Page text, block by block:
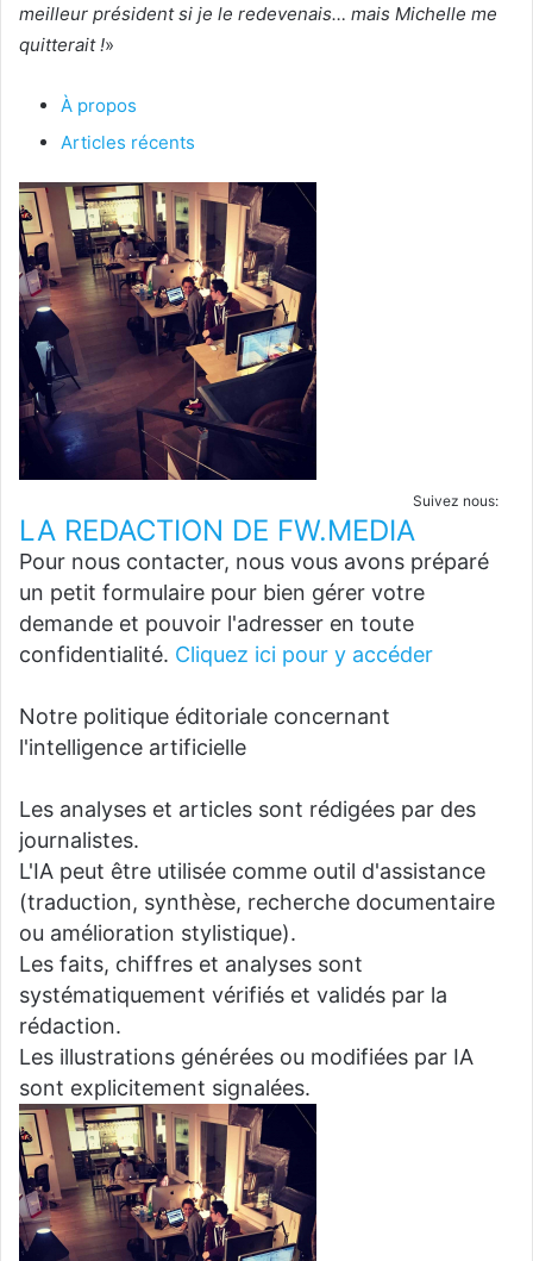
meilleur président si je le redevenais… mais Michelle me
quitterait !»
À propos
Articles récents
Suivez nous:
LA REDACTION DE FW.MEDIA
Pour nous contacter, nous vous avons préparé
un petit formulaire pour bien gérer votre
demande et pouvoir l'adresser en toute
confidentialité. Cliquez ici pour y accéder
Notre politique éditoriale concernant
l'intelligence artificielle
Les analyses et articles sont rédigées par des
journalistes.
L'IA peut être utilisée comme outil d'assistance
(traduction, synthèse, recherche documentaire
ou amélioration stylistique).
Les faits, chiffres et analyses sont
systématiquement vérifiés et validés par la
rédaction.
Les illustrations générées ou modifiées par IA
sont explicitement signalées.